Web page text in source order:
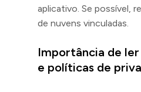
aplicativo. Se possível,
de nuvens vinculadas.
Importância de
e políticas de